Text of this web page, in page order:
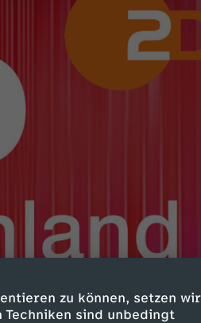
zu können, setzen wir
sind unbedingt